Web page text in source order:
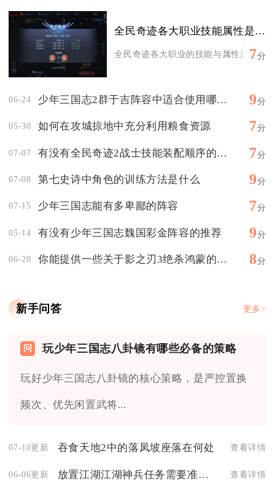
全民奇迹各大职业技能属性是否可以自由搭配
全民奇迹各大职业的技能与属性并非完
7分
06-24 少年三国志2群于吉阵容中适合使用哪些主将技能 9分
05-30 如何在攻城掠地中充分利用粮食资源 7分
07-07 有没有全民奇迹2战士技能装配顺序的指导 7分
07-08 第七史诗中角色的训练方法是什么 9分
07-15 少年三国志能有多卑鄙的阵容 7分
05-14 有没有少年三国志魏国彩金阵容的推荐 9分
06-20 你能提供一些关于影之刃3绝杀鸿蒙的攻略吗 8分
新手问答 更多>
玩少年三国志八卦镜有哪些必备的策略
玩好少年三国志八卦镜的核心策略，是严控置换
频次、优先闲置武将...
07-10更新 吞食天地2中的落凤坡座落在何处 查看详情
06-06更新 放置江湖江湖神兵任务需要准备哪些物品 查看详情